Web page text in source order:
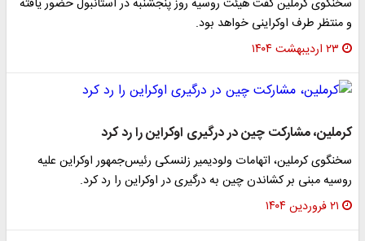
سخنگوی کرملین گفت هیئت روسیه روز پنجشنبه در استانبول حضور یافته
و منتظر طرف اوکراینی خواهد بود.
۲۳ اردیبهشت ۱۴۰۴
کرملین، مشارکت چین در درگیری اوکراین را رد کرد
سخنگوی کرملین، اتهامات ولودیمیر زلنسکی رئیس‌جمهور اوکراین علیه
روسیه مبنی بر کشاندن چین به درگیری در اوکراین را رد کرد.
۲۱ فروردین ۱۴۰۴